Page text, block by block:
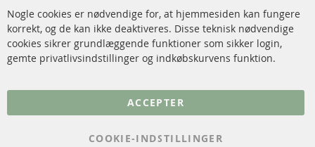
Sensorer
FAQ
Nogle cookies er nødvendige for, at hjemmesiden kan fungere
korrekt, og de kan ikke deaktiveres. Disse teknisk nødvendige
cookies sikrer grundlæggende funktioner som sikker login,
gemte privatlivsindstillinger og indkøbskurvens funktion.
ACCEPTER
COOKIE-INDSTILLINGER